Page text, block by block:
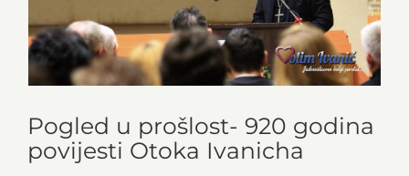
Pogled u prošlost- 920 godina
povijesti Otoka Ivanicha